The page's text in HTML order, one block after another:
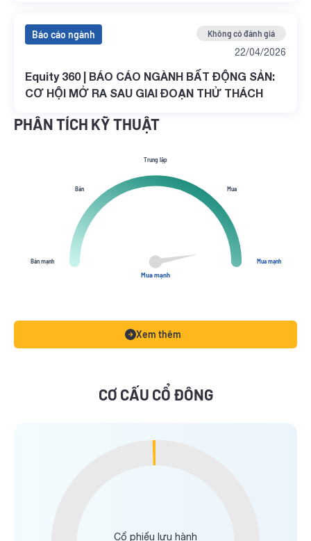
Báo cáo ngành Không có đánh giá
22/04/2026
Equity 360 | BÁO CÁO NGÀNH BẤT ĐỘNG SẢN:
CƠ HỘI MỞ RA SAU GIAI ĐOẠN THỬ THÁCH
PHÂN TÍCH KỸ THUẬT
Bán mạnh
Bán
Trung lập
Mua
Mua mạnh
Mua mạnh
Xem thêm
CƠ CẤU CỔ ĐÔNG
Cổ phiếu lưu hành